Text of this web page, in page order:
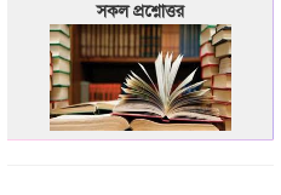
সকল প্রশ্নোত্তর